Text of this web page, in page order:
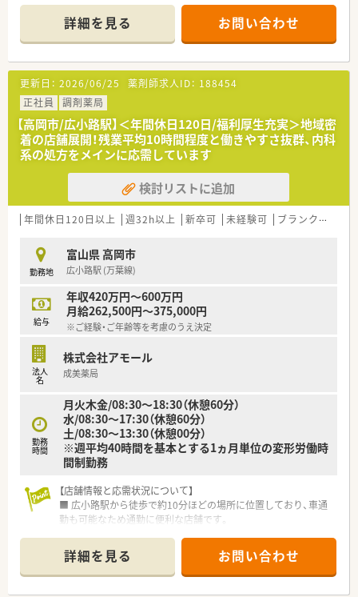
詳細を見る お問い合わせ
更新日： 2026/06/25 薬剤師求人ID： 188454
正社員
調剤薬局
【高岡市/広小路駅】＜年間休日120日/福利厚生充実＞地域密
着の店舗展開！残業平均10時間程度と働きやすさ抜群、内科
系の処方をメインに応需しています
検討リストに追加
年間休日120日以上 週32h以上 新卒可 未経験可 ブランク可
勤務地
富山県 高岡市
広小路駅 (万葉線)
給与
年収420万円～600万円
月給262,500円～375,000円
※ご経験・ご年齢等を考慮のうえ決定
法人
名
株式会社アモール
成美薬局
勤務
時間
月火木金/08:30～18:30（休憩60分）
水/08:30～17:30（休憩60分）
土/08:30～13:30（休憩00分）
※週平均40時間を基本とする1ヵ月単位の変形労働時
間制勤務
【店舗情報と応需状況について】
■ 広小路駅から徒歩で約10分ほどの場所に位置しており、車通
勤も可能なため通勤に便利な店舗です。
り、幅広い知識を習得できます。
■ 1日あたり60枚から80枚の処方箋を応需しており、薬剤師は
常時3名体制と手厚い人員配置でございます。
詳細を見る お問い合わせ